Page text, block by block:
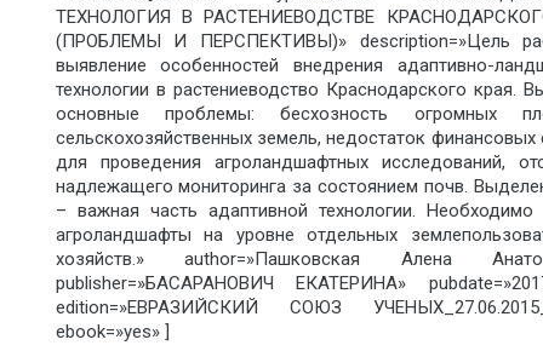
ТЕХНОЛОГИЯ В РАСТЕНИЕВОДСТВЕ
(ПРОБЛЕМЫ И ПЕРСПЕКТИВЫ)» description=»Цель
выявление особенностей внедрения адаптивно-
технологии в растениеводство Краснодарского края.
основные проблемы: бесхозность огромных
сельскохозяйственных земель, недостаток финансовых
для проведения агроландшафтных исследований,
надлежащего мониторинга за состоянием почв.
– важная часть адаптивной технологии. Необходимо
агроландшафты на уровне отдельных
хозяйств.» author=»Пашковская Алена
publisher=»БАСАРАНОВИЧ ЕКАТЕРИНА»
edition=»ЕВРАЗИЙСКИЙ СОЮЗ
ebook=»yes» ]